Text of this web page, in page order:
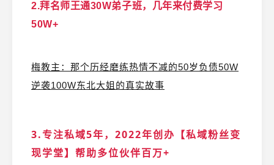
2.拜名师王通30W弟子班，几年来付费学习
50W+
梅教主：那个历经磨练热情不减的50岁负债50W
逆袭100W东北大姐的真实故事
3.专注私域5年，2022年创办【私域粉丝变
现学堂】帮助多位伙伴百万+